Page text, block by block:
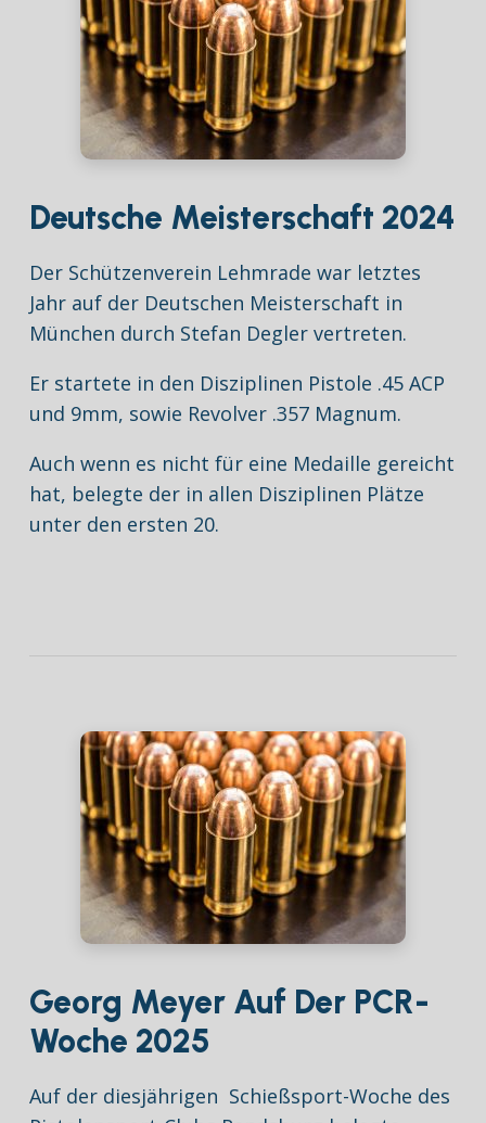
Deutsche Meisterschaft 2024
Der Schützenverein Lehmrade war letztes
Jahr auf der Deutschen Meisterschaft in
München durch Stefan Degler vertreten.
Er startete in den Disziplinen Pistole .45 ACP
und 9mm, sowie Revolver .357 Magnum.
Auch wenn es nicht für eine Medaille gereicht
hat, belegte der in allen Disziplinen Plätze
unter den ersten 20.
Georg Meyer Auf Der PCR-
Woche 2025
Auf der diesjährigen Schießsport-Woche des